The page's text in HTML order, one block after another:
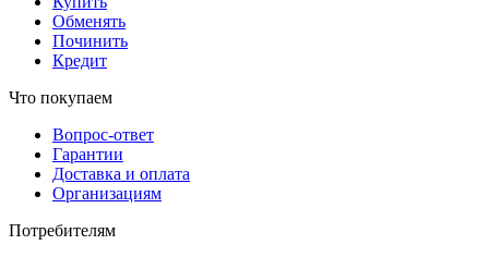
Обменять
Починить
Кредит
Что покупаем
Вопрос-ответ
Гарантии
Доставка и оплата
Организациям
Потребителям